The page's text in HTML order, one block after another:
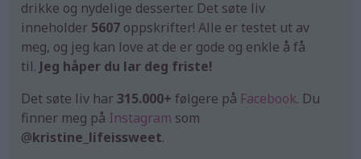
drikke og nydelige desserter. Det søte liv
inneholder 5607 oppskrifter! Alle er testet ut av
meg, og jeg kan love at de er gode og enkle å få
til. Jeg håper du lar deg friste!
Det søte liv har315.000+ følgere på Facebook. Du
finner meg på Instagram som
@kristine_lifeissweet.